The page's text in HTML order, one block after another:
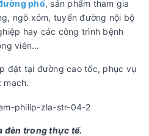
phố, sản phẩm tham gia
ngõ xóm, tuyến đường nội bộ
hay các công trình bệnh
viên…
đặt tại đường cao tốc, phục vụ
mạch.
đèn trong thực tế.